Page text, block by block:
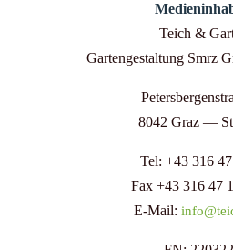
Teich &
Gartengestaltung Smrz
8042 Graz —
Tel: +43 316
Fax +43 316 47
E-Mail: